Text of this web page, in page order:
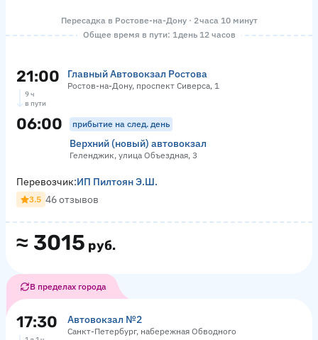
Пересадка в Ростове-на-Дону · 2 часа 10 минут
Общее время в пути: 1 день 12 часов
21:00 Главный Автовокзал Ростова
Ростов-на-Дону, проспект Сиверса, 1
9 ч
в пути
06:00 прибытие на след. день
Верхний (новый) автовокзал
Геленджик, улица Объездная, 3
≈ 3015 руб.
Перевозчик:ИП Пилтоян Э.Ш.
3.5 46 отзывов
В пределах города
17:30 Автовокзал №2
Санкт-Петербург, набережная Обводного